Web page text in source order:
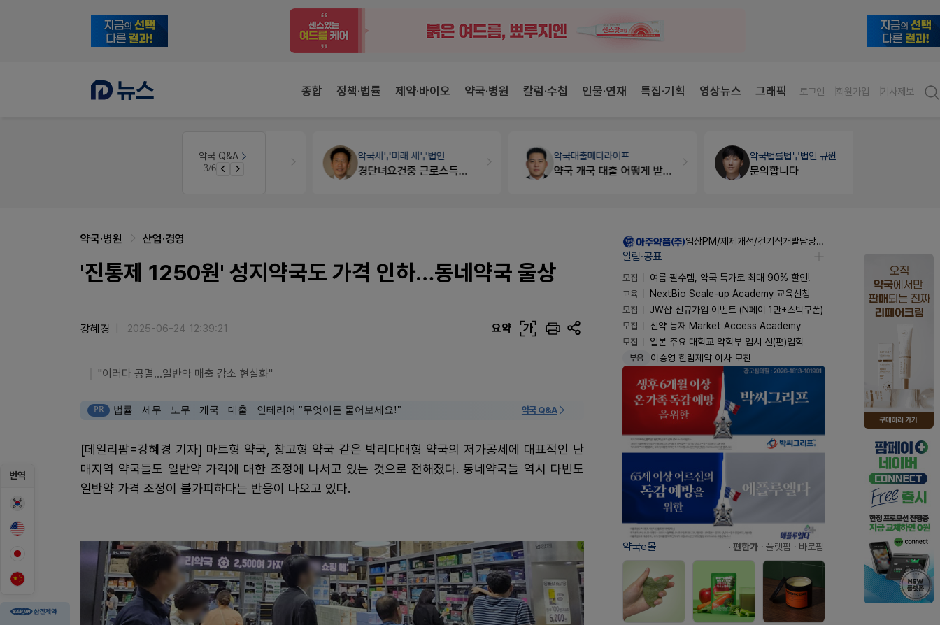
종합 정책·법률 제약·바이오 약국·병원 칼럼·수첩 인물·연재 특집·기획 영상뉴스 그래픽 로그인 회원가입 기사제보
약국 Q&A
3/6
약국세무미래 세무법인
경단녀요건중 근로스득원천징수액
약국대출메디라이프
약국 개국 대출 어떻게 받아야할지 어렵습니다
약국법률법무법인 규원
문의합니다
번역
약국·병원 산업·경영
'진통제 1250원' 성지약국도 가격 인하…동네약국 울상
강혜경 2025-06-24 12:39:21 요약 가
"이러다 공멸...일반약 매출 감소 현실화"
PR 법률 · 세무 · 노무 · 개국 · 대출 · 인테리어 "무엇이든 물어보세요!" 약국 Q&A
[데일리팜=강혜경 기자] 마트형 약국, 창고형 약국 같은 박리다매형 약국의 저가공세에 대표적인 난
매지역 약국들도 일반약 가격에 대한 조정에 나서고 있는 것으로 전해졌다. 동네약국들 역시 다빈도
일반약 가격 조정이 불가피하다는 반응이 나오고 있다.
임상PM/제제개선/건기식개발담당 채용
알림·공표
모집
여름 필수템, 약국 특가로 최대 90% 할인!
교육
NextBio Scale-up Academy 교육신청
모집
JW샵 신규가입 이벤트 (N페이 1만+스벅쿠폰)
모집
신약 등재 Market Access Academy
모집
일본 주요 대학교 약학부 입시 신(편)입학
부음 이승영 한림제약 이사 모친
약국e몰 · 편한가 · 플랫팜 · 바로팜